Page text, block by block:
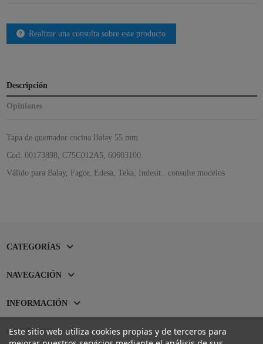
Realizar una consulta sobre este producto
Descripción
Opiniones
Tapa de quemador cocina Balay 55 mm
Cod: 00173898, C75C012A5, 60603100.
Válido para Balay, Fagor, Edesa, Teka, Indesit.. consulte modelos
CATEGORÍAS
NAVEGACIÓN
INFORMACIÓN
CONTACTO
Este sitio web utiliza cookies propias y de terceros para